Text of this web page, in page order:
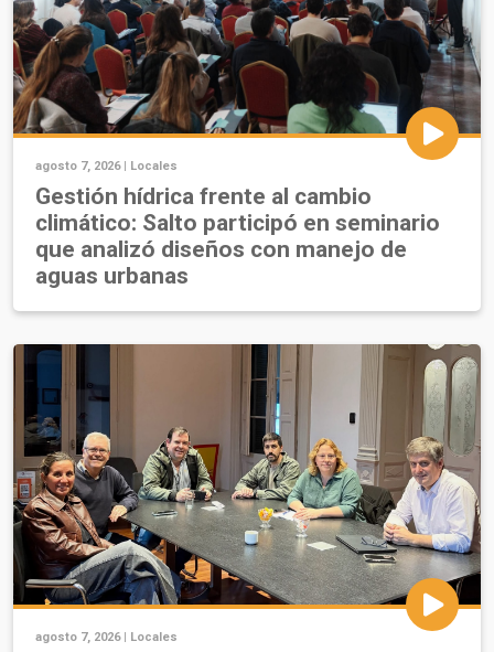
agosto 7, 2026 | Locales
Gestión hídrica frente al cambio
climático: Salto participó en seminario
que analizó diseños con manejo de
aguas urbanas
agosto 7, 2026 | Locales